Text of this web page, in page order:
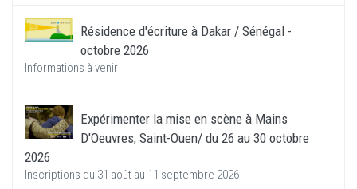
Résidence d'écriture à Dakar / Sénégal -
octobre 2026
Informations à venir
Expérimenter la mise en scène à Mains
D'Oeuvres, Saint-Ouen/ du 26 au 30 octobre
2026
Inscriptions du 31 août au 11 septembre 2026